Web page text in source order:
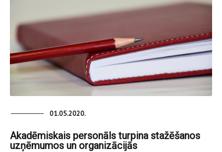
01.05.2020.
Akadēmiskais personāls turpina stažēšanos
uzņēmumos un organizācijās